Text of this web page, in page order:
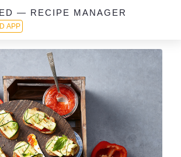
— RECIPE MANAGER
APP